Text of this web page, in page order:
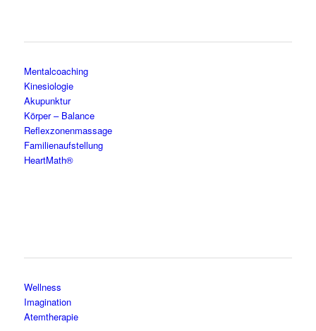
Mentalcoaching
Kinesiologie
Akupunktur
Körper – Balance
Reflexzonenmassage
Familienaufstellung
HeartMath®
Wellness
Imagination
Atemtherapie